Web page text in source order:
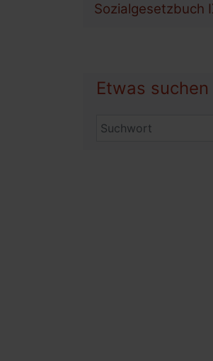
Sozialgesetzbuch
Etwas suchen